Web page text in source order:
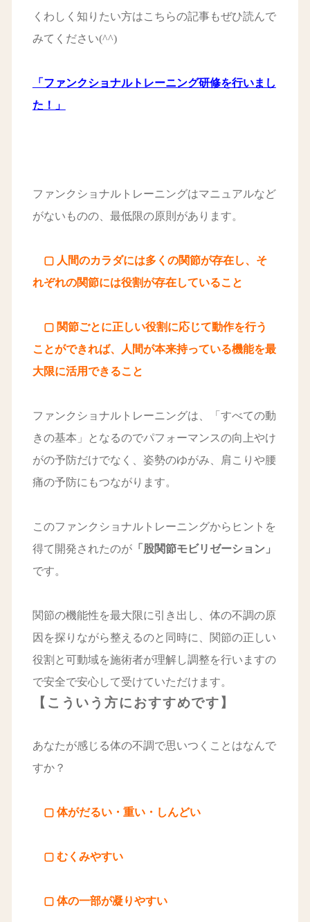
くわしく知りたい方はこちらの記事もぜひ読んで
みてください(^^)
「ファンクショナルトレーニング研修を行いまし
た！」
ファンクショナルトレーニングはマニュアルなど
がないものの、最低限の原則があります。
▢ 人間のカラダには多くの関節が存在し、そ
れぞれの関節には役割が存在していること
▢ 関節ごとに正しい役割に応じて動作を行う
ことができれば、人間が本来持っている機能を最
大限に活用できること
ファンクショナルトレーニングは、「すべての動
きの基本」となるのでパフォーマンスの向上やけ
がの予防だけでなく、姿勢のゆがみ、肩こりや腰
痛の予防にもつながります。
このファンクショナルトレーニングからヒントを
得て開発されたのが「股関節モビリゼーション」
です。
関節の機能性を最大限に引き出し、体の不調の原
因を探りながら整えるのと同時に、関節の正しい
役割と可動域を施術者が理解し調整を行いますの
で安全で安心して受けていただけます。
【こういう方におすすめです】
あなたが感じる体の不調で思いつくことはなんで
すか？
▢ 体がだるい・重い・しんどい
▢ むくみやすい
▢ 体の一部が凝りやすい